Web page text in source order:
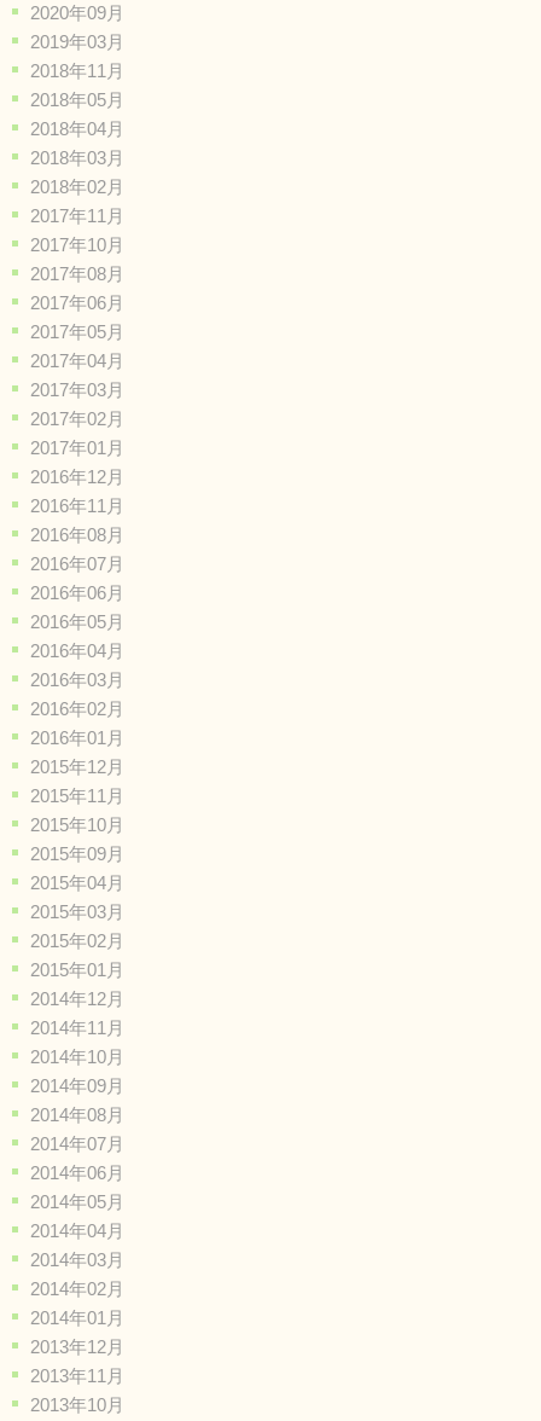
2020年09月
2019年03月
2018年11月
2018年05月
2018年04月
2018年03月
2018年02月
2017年11月
2017年10月
2017年08月
2017年06月
2017年05月
2017年04月
2017年03月
2017年02月
2017年01月
2016年12月
2016年11月
2016年08月
2016年07月
2016年06月
2016年05月
2016年04月
2016年03月
2016年02月
2016年01月
2015年12月
2015年11月
2015年10月
2015年09月
2015年04月
2015年03月
2015年02月
2015年01月
2014年12月
2014年11月
2014年10月
2014年09月
2014年08月
2014年07月
2014年06月
2014年05月
2014年04月
2014年03月
2014年02月
2014年01月
2013年12月
2013年11月
2013年10月